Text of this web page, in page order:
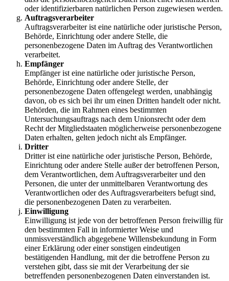
oder identifizierbaren natürlichen Person zugewiesen werden.
Auftragsverarbeiter
Auftragsverarbeiter ist eine natürliche oder juristische Person,
Behörde, Einrichtung oder andere Stelle, die
personenbezogene Daten im Auftrag des Verantwortlichen
verarbeitet.
Empfänger
Empfänger ist eine natürliche oder juristische Person,
Behörde, Einrichtung oder andere Stelle, der
personenbezogene Daten offengelegt werden, unabhängig
davon, ob es sich bei ihr um einen Dritten handelt oder nicht.
Behörden, die im Rahmen eines bestimmten
Untersuchungsauftrags nach dem Unionsrecht oder dem
Recht der Mitgliedstaaten möglicherweise personenbezogene
Daten erhalten, gelten jedoch nicht als Empfänger.
Dritter
Dritter ist eine natürliche oder juristische Person, Behörde,
Einrichtung oder andere Stelle außer der betroffenen Person,
dem Verantwortlichen, dem Auftragsverarbeiter und den
Personen, die unter der unmittelbaren Verantwortung des
Verantwortlichen oder des Auftragsverarbeiters befugt sind,
die personenbezogenen Daten zu verarbeiten.
Einwilligung
Einwilligung ist jede von der betroffenen Person freiwillig für
den bestimmten Fall in informierter Weise und
unmissverständlich abgegebene Willensbekundung in Form
einer Erklärung oder einer sonstigen eindeutigen
bestätigenden Handlung, mit der die betroffene Person zu
verstehen gibt, dass sie mit der Verarbeitung der sie
betreffenden personenbezogenen Daten einverstanden ist.